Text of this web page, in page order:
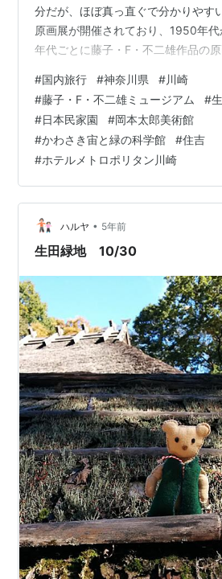
分だが、ほぼ真っ直ぐで分かりやす
原画展が開催されており、1950年
年代ごとに藤子・F・不二雄作品の
画が撮影可能だった。（フラッシュ
更に、ドラえもん50周年特別展示と
二雄とドラえもん、が開催中。 Fシ
年記念作品「ドラえもん＆Fキャラオ
しふしぎ超特急（エクスプレス）」
きこりの泉の…
#国内旅行 #神奈川県 #川崎
#藤子・F・不二雄ミュージアム #
#日本民家園 #岡本太郎美術館
#かわさき宙と緑の科学館 #住吉
#ホテルメトロポリタン川崎
ハルヤ • 5年前
生田緑地 10/30